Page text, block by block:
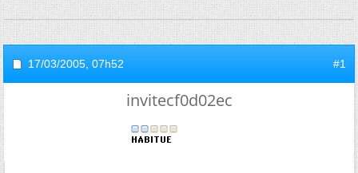
17/03/2005, 07h52 #1
invitecf0d02ec